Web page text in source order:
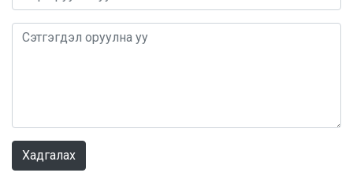
Хадгалах